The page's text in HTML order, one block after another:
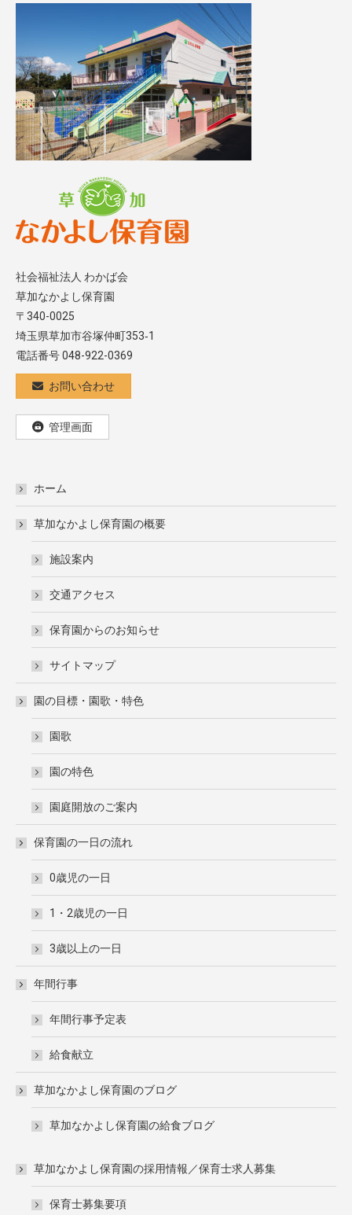
社会福祉法人 わかば会
草加なかよし保育園
〒340-0025
埼玉県草加市谷塚仲町353‐1
電話番号 048-922-0369
お問い合わせ
管理画面
ホーム
草加なかよし保育園の概要
施設案内
交通アクセス
保育園からのお知らせ
サイトマップ
園の目標・園歌・特色
園歌
園の特色
園庭開放のご案内
保育園の一日の流れ
0歳児の一日
1・2歳児の一日
3歳以上の一日
年間行事
年間行事予定表
給食献立
草加なかよし保育園のブログ
草加なかよし保育園の給食ブログ
草加なかよし保育園の採用情報／保育士求人募集
保育士募集要項